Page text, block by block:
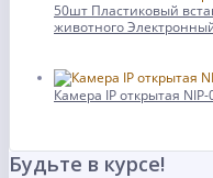
50шт Пластиковый
животного
Камера IP открытая NIP-
Будьте в курсе!